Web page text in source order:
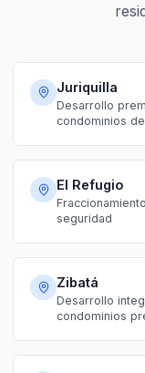
Juriquilla
Desarrollo
condominios
El Refugio
seguridad
Zibatá
Desarrollo
condominios